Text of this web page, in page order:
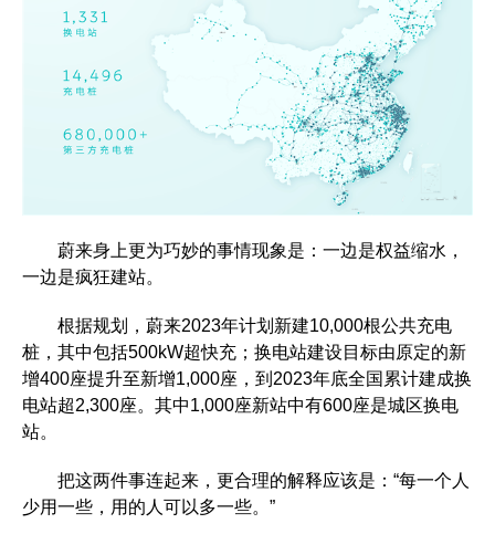
蔚来身上更为巧妙的事情现象是：一边是权益缩水，
一边是疯狂建站。
根据规划，蔚来2023年计划新建10,000根公共充电
桩，其中包括500kW超快充；换电站建设目标由原定的新
增400座提升至新增1,000座，到2023年底全国累计建成换
电站超2,300座。其中1,000座新站中有600座是城区换电
站。
把这两件事连起来，更合理的解释应该是：“每一个人
少用一些，用的人可以多一些。”